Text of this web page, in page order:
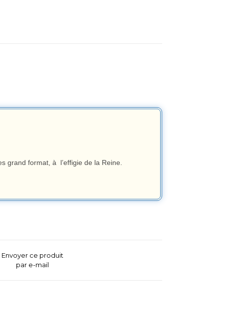
grand format, à l’effigie de la Reine.
Envoyer ce produit
par e-mail